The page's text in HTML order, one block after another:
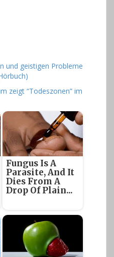
und geistigen Probleme
zeigt “Todeszonen” im
Fungus Is A
Parasite, And It
Dies From A
Drop Of Plain...